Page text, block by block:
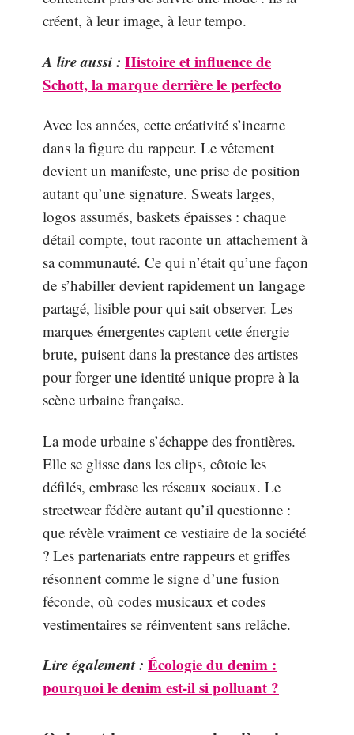
créent, à leur image, à leur tempo.
A lire aussi : Histoire et influence de
Schott, la marque derrière le perfecto
Avec les années, cette créativité s’incarne
dans la figure du rappeur. Le vêtement
devient un manifeste, une prise de position
autant qu’une signature. Sweats larges,
logos assumés, baskets épaisses : chaque
détail compte, tout raconte un attachement à
sa communauté. Ce qui n’était qu’une façon
de s’habiller devient rapidement un langage
partagé, lisible pour qui sait observer. Les
marques émergentes captent cette énergie
brute, puisent dans la prestance des artistes
pour forger une identité unique propre à la
scène urbaine française.
La mode urbaine s’échappe des frontières.
Elle se glisse dans les clips, côtoie les
défilés, embrase les réseaux sociaux. Le
streetwear fédère autant qu’il questionne :
que révèle vraiment ce vestiaire de la société
? Les partenariats entre rappeurs et griffes
résonnent comme le signe d’une fusion
féconde, où codes musicaux et codes
vestimentaires se réinventent sans relâche.
Lire également : Écologie du denim :
pourquoi le denim est-il si polluant ?